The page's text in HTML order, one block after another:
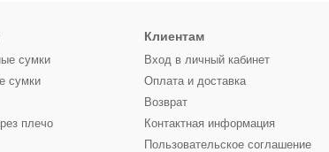
сумки
сумки
плечо
Клиентам
Вход в личный кабинет
Оплата и доставка
Возврат
Контактная информация
Пользовательское соглашение